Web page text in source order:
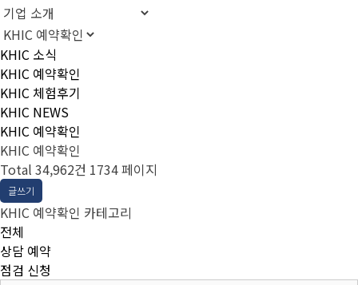
KHIC 소식
KHIC 예약확인
KHIC 체험후기
KHIC NEWS
KHIC 예약확인
KHIC 예약확인
Total 34,962건 1734 페이지
글쓰기
KHIC 예약확인 카테고리
전체
상담 예약
점검 신청